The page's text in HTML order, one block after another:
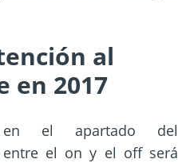
al
en 2017
en el apartado del
el on y el off será